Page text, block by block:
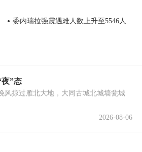
委内瑞拉强震遇难人数上升至5546人
”态
掠过雁北大地，大同古城北城墙瓮城
2026-08-06